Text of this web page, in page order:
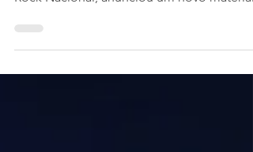
banda que vem despontando no cenário
Rock Nacional, anunciou um novo material